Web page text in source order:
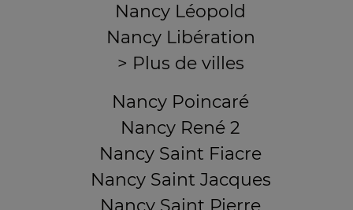
Nancy Léopold
Nancy Libération
> Plus de villes
Nancy Poincaré
Nancy René 2
Nancy Saint Fiacre
Nancy Saint Jacques
Nancy Saint Pierre